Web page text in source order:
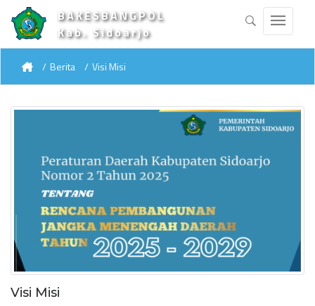
BAKESBANGPOL
Kab. Sidoarjo
Berita Visi Misi
Visi Misi